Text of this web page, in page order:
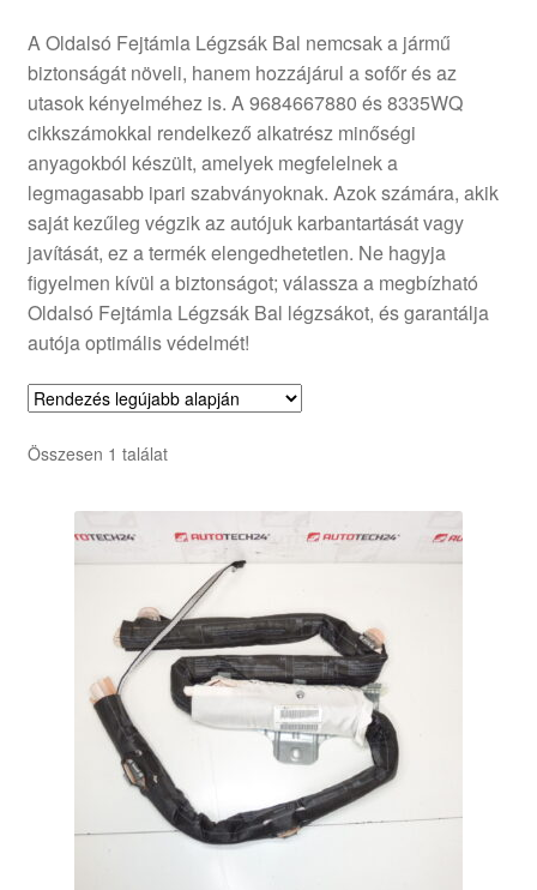
Rólunk
Saját fiókom
Szállítás
Szállítás világszerte
Szekér
A Oldalsó Fejtámla Légzsák Bal nemcsak a jármű
biztonságát növeli, hanem hozzájárul a sofőr és az
utasok kényelméhez is. A 9684667880 és 8335WQ
cikkszámokkal rendelkező alkatrész minőségi
anyagokból készült, amelyek megfelelnek a
legmagasabb ipari szabványoknak. Azok számára, akik
saját kezűleg végzik az autójuk karbantartását vagy
javítását, ez a termék elengedhetetlen. Ne hagyja
figyelmen kívül a biztonságot; válassza a megbízható
Oldalsó Fejtámla Légzsák Bal légzsákot, és garantálja
autója optimális védelmét!
Összesen 1 találat